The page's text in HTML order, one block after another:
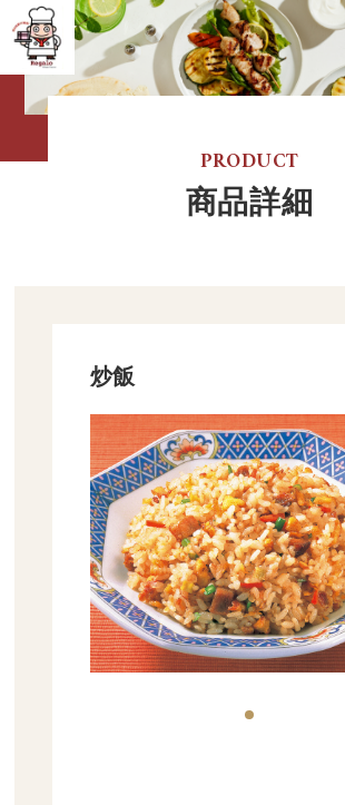
会社概要
お問い合わせ
プライバシーポリシ
お問い合わせ
PRODUCT
商品詳細
炒飯